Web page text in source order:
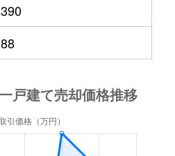
390
88